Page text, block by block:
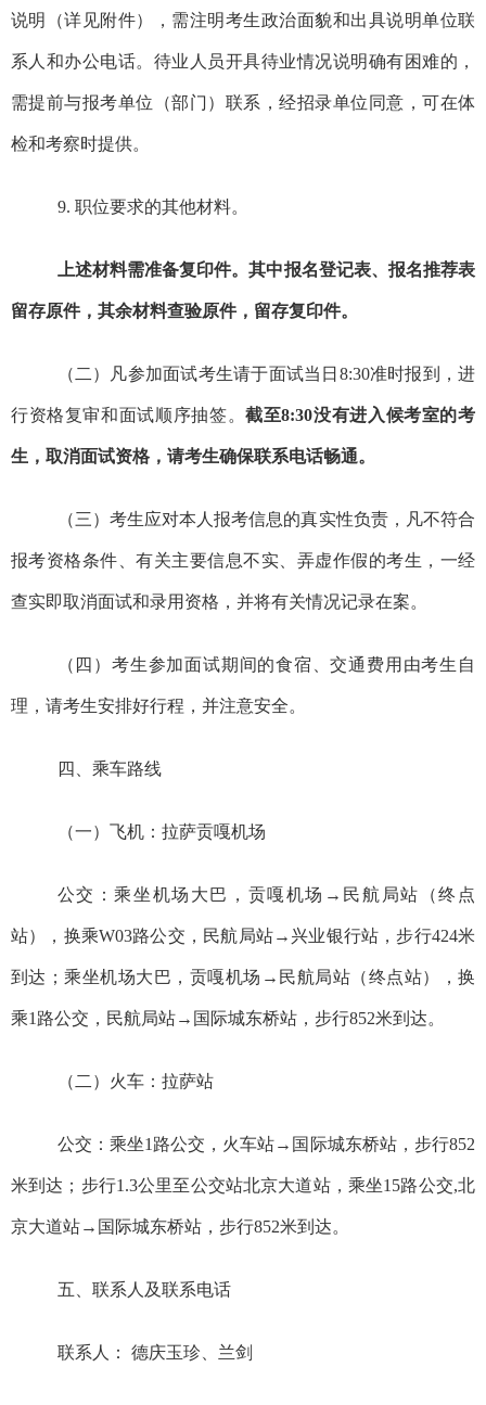
说明 （详见附件） ，需注明考生政治面貌和出具说明单位联
系人和办公电话。 待业人员开具待业情况说明确有困难的，
需提前与报考单位（部门）联系，经招录单位同意，可在体
检和考察时提供。
9. 职位要求的其他材料。
上述材料需准备复印件。其中报名登记表、报名推荐表
留存原件，其余材料查验原件， 留存复印件。
（二）凡参加面试考生请于面试当日 8:30准时报到，进
行资格复审和面试顺序抽签。截至8:30没有进入候考室的考
生，取消面试资格，请考生确保联系电话畅通。
（三）考生应对本人报考信息的真实性负责，凡不符合
报考资格条件、有关主要信息不实、弄虚作假的考生，一经
查实即取消面试和录用资格，并将有关情况记录在案。
（四）考生参加面试期间的食宿、交通费用由考生自
理，请考生安排好行程，并注意安全。
四、乘车路线
（一）飞机： 拉萨贡嘎机场
公交：乘坐机场大巴，贡嘎机场 → 民航局站（终点
站），换乘W03路公交，民航局站→ 兴业银行站，步行424米
到达； 乘坐机场大巴，贡嘎机场 → 民航局站（终点站），换
乘1路公交，民航局站→ 国际城东桥站，步行852米到达。
（二） 火车： 拉萨站
公交：乘坐1路公交，火车站→ 国际城东桥站，步行852
米到达；步行1.3公里至公交站北京大道站，乘坐15路公交,北
京大道站→ 国际城东桥站，步行852米到达。
五、联系人及联系电话
联系人： 德庆玉珍、兰剑